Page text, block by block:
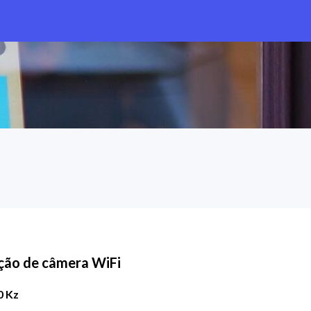
de câmera WiFi
Kz